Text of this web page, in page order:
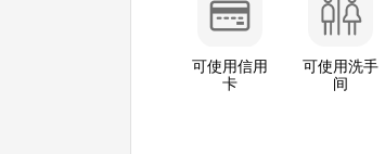
可使用信用
卡
可使用洗手
间